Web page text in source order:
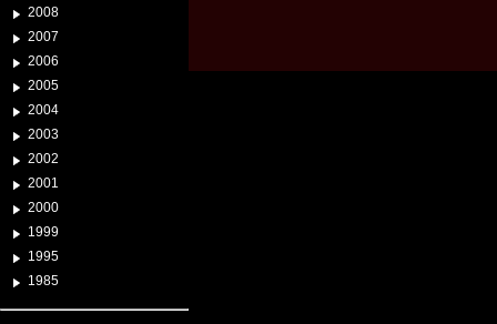
2008
2007
2006
2005
2004
2003
2002
2001
2000
1999
1995
1985